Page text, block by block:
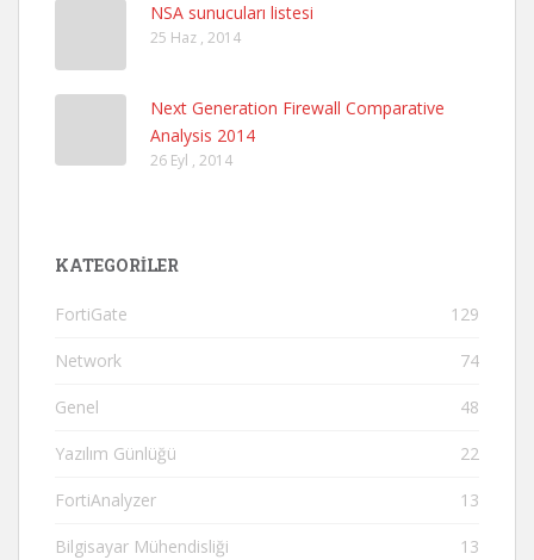
NSA sunucuları listesi
25 Haz , 2014
Next Generation Firewall Comparative
Analysis 2014
26 Eyl , 2014
KATEGORILER
FortiGate 129
Network 74
Genel 48
Yazılım Günlüğü 22
FortiAnalyzer 13
Bilgisayar Mühendisliği 13